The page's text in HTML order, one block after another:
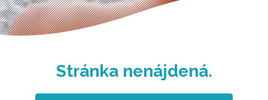
Stránka nenájdená.